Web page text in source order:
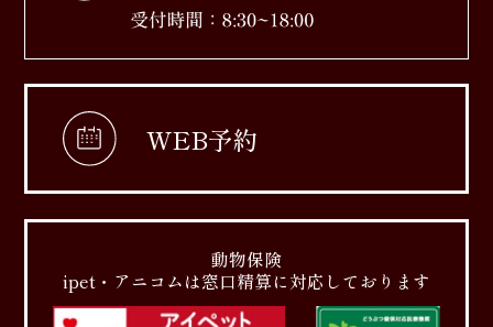
WEB予約
動物保険
ipet・アニコムは窓口精算に対応しております